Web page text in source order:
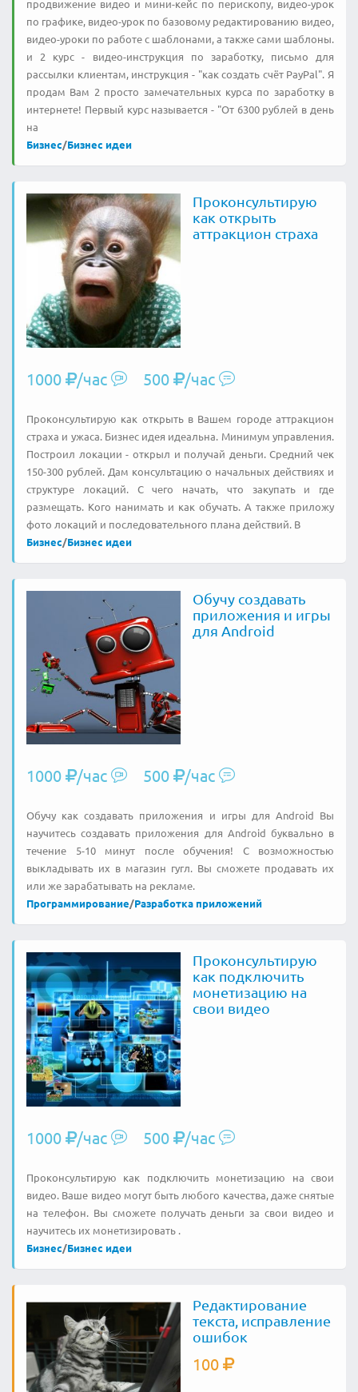
продвижение видео и мини-кейс по перископу, видео-урок
по графике, видео-урок по базовому редактированию видео,
видео-уроки по работе с шаблонами, а также сами шаблоны.
и 2 курс - видео-инструкция по заработку, письмо для
рассылки клиентам, инструкция - "как создать счёт PayPal". Я
продам Вам 2 просто замечательных курса по заработку в
интернете! Первый курс называется - "От 6300 рублей в день
на
Бизнес/Бизнес идеи
Проконсультирую
как открыть
аттракцион страха
1000 /час 500 /час
Проконсультирую как открыть в Вашем городе аттракцион
страха и ужаса. Бизнес идея идеальна. Минимум управления.
Построил локации - открыл и получай деньги. Средний чек
150-300 рублей. Дам консультацию о начальных действиях и
структуре локаций. С чего начать, что закупать и где
размещать. Кого нанимать и как обучать. А также приложу
фото локаций и последовательного плана действий. В
Бизнес/Бизнес идеи
Обучу создавать
приложения и игры
для Android
1000 /час 500 /час
Обучу как создавать приложения и игры для Android Вы
научитесь создавать приложения для Android буквально в
течение 5-10 минут после обучения! С возможностью
выкладывать их в магазин гугл. Вы сможете продавать их
или же зарабатывать на рекламе.
Программирование/Разработка приложений
Проконсультирую
как подключить
монетизацию на
свои видео
1000 /час 500 /час
Проконсультирую как подключить монетизацию на свои
видео. Ваше видео могут быть любого качества, даже снятые
на телефон. Вы сможете получать деньги за свои видео и
научитесь их монетизировать .
Бизнес/Бизнес идеи
Редактирование
текста, исправление
ошибок
100